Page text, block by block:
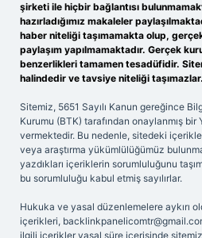
şirketi ile hiçbir bağlantısı
hazırladığımız makaleler
haber niteliği taşımamakta olup,
paylaşım yapılmamaktadır. Gerçek
benzerlikleri tamamen tesadüfidir.
halindedir ve tavsiye niteliği taşımazlar.
Sitemiz, 5651 Sayılı Kanun gereğince
Kurumu (BTK) tarafından onaylanmış bir
vermektedir. Bu nedenle, sitedeki
veya araştırma yükümlülüğümüz
yazdıkları içeriklerin sorumluluğunu
bu sorumluluğu kabul etmiş sayılırlar.
Hukuka ve yasal düzenlemelere aykırı
içerikleri,
ilgili içerikler yasal süre içerisinde